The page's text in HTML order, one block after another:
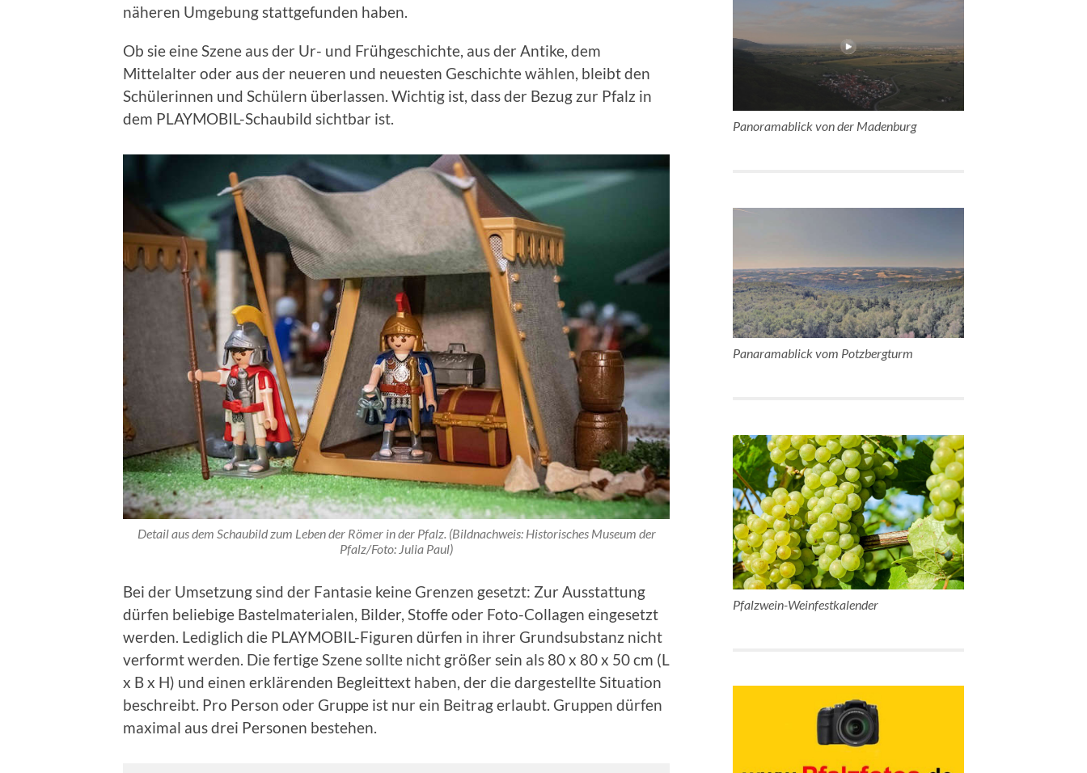
näheren Umgebung stattgefunden haben.
Ob sie eine Szene aus der Ur- und Frühgeschichte, aus der Antike, dem
Mittelalter oder aus der neueren und neuesten Geschichte wählen, bleibt den
Schülerinnen und Schülern überlassen. Wichtig ist, dass der Bezug zur Pfalz in
dem PLAYMOBIL-Schaubild sichtbar ist.
Detail aus dem Schaubild zum Leben der Römer in der Pfalz. (Bildnachweis: Historisches Museum der
Pfalz/Foto: Julia Paul)
Bei der Umsetzung sind der Fantasie keine Grenzen gesetzt: Zur Ausstattung
dürfen beliebige Bastelmaterialen, Bilder, Stoffe oder Foto-Collagen eingesetzt
werden. Lediglich die PLAYMOBIL-Figuren dürfen in ihrer Grundsubstanz nicht
verformt werden. Die fertige Szene sollte nicht größer sein als 80 x 80 x 50 cm (L
x B x H) und einen erklärenden Begleittext haben, der die dargestellte Situation
beschreibt. Pro Person oder Gruppe ist nur ein Beitrag erlaubt. Gruppen dürfen
maximal aus drei Personen bestehen.
Panoramablick von der Madenburg
Panaramablick vom Potzbergturm
Pfalzwein-Weinfestkalender